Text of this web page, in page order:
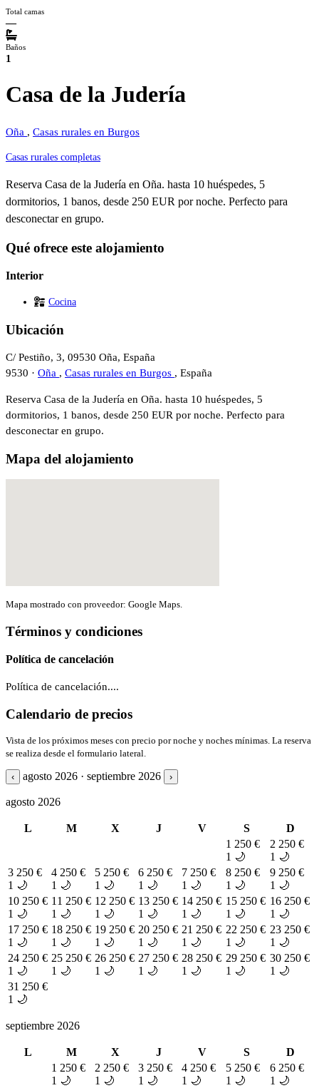
Total camas
—
Baños
1
Casa de la Judería
Oña , Casas rurales en Burgos
Casas rurales completas
Reserva Casa de la Judería en Oña. hasta 10 huéspedes, 5
dormitorios, 1 banos, desde 250 EUR por noche. Perfecto para
desconectar en grupo.
Qué ofrece este alojamiento
Interior
Cocina
Ubicación
C/ Pestiño, 3, 09530 Oña, España
9530 · Oña , Casas rurales en Burgos , España
Reserva Casa de la Judería en Oña. hasta 10 huéspedes, 5
dormitorios, 1 banos, desde 250 EUR por noche. Perfecto para
desconectar en grupo.
Mapa del alojamiento
Mapa mostrado con proveedor: Google Maps.
Términos y condiciones
Política de cancelación
Política de cancelación....
Calendario de precios
Vista de los próximos meses con precio por noche y noches mínimas. La reserva
se realiza desde el formulario lateral.
‹ agosto 2026 · septiembre 2026 ›
agosto 2026
L M X J V S
D
1 250 €
1 🌙
2 250 €
1 🌙
3 250 €
1 🌙
4 250 €
1 🌙
5 250 €
1 🌙
6 250 €
1 🌙
7 250 €
1 🌙
8 250 €
1 🌙
9 250 €
1 🌙
10 250 €
1 🌙
11 250 €
1 🌙
12 250 €
1 🌙
13 250 €
1 🌙
14 250 €
1 🌙
15 250 €
1 🌙
16 250 €
1 🌙
17 250 €
1 🌙
18 250 €
1 🌙
19 250 €
1 🌙
20 250 €
1 🌙
21 250 €
1 🌙
22 250 €
1 🌙
23 250 €
1 🌙
24 250 €
1 🌙
25 250 €
1 🌙
26 250 €
1 🌙
27 250 €
1 🌙
28 250 €
1 🌙
29 250 €
1 🌙
30 250 €
1 🌙
31 250 €
1 🌙
septiembre 2026
L M X J V S
D
1 250 €
1 🌙
2 250 €
1 🌙
3 250 €
1 🌙
4 250 €
1 🌙
5 250 €
1 🌙
6 250 €
1 🌙